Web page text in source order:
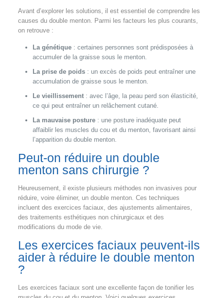
Avant d’explorer les solutions, il est essentiel de comprendre les
causes du double menton. Parmi les facteurs les plus courants,
on retrouve :
La génétique: certaines personnes sont prédisposées à
accumuler de la graisse sous le menton.
La prise de poids: un excès de poids peut entraîner une
accumulation de graisse sous le menton.
Le vieillissement: avec l’âge, la peau perd son élasticité,
ce qui peut entraîner un relâchement cutané.
La mauvaise posture: une posture inadéquate peut
affaiblir les muscles du cou et du menton, favorisant ainsi
l’apparition du double menton.
Peut-on réduire un double
menton sans chirurgie ?
Heureusement, il existe plusieurs méthodes non invasives pour
réduire, voire éliminer, un double menton. Ces techniques
incluent des exercices faciaux, des ajustements alimentaires,
des traitements esthétiques non chirurgicaux et des
modifications du mode de vie.
Les exercices faciaux peuvent-ils
aider à réduire le double menton
?
Les exercices faciaux sont une excellente façon de tonifier les